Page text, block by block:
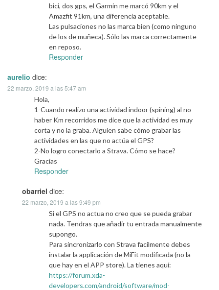
bici, dos gps, el Garmin me marcó 90km y el
Amazfit 91km, una diferencia aceptable.
Las pulsaciones no las marca bien (como ninguno
de los de muñeca). Sólo las marca correctamente
en reposo.
Responder
aurelio dice:
22 marzo, 2019 a las 5:47 am
Hola,
1-Cuando realizo una actividad indoor (spining) al no
haber Km recorridos me dice que la actividad es muy
corta y no la graba. Alguien sabe cómo grabar las
actividades en las que no actúa el GPS?
2-No logro conectarlo a Strava. Cómo se hace?
Gracias
Responder
obarriel dice:
22 marzo, 2019 a las 9:49 pm
Si el GPS no actua no creo que se pueda grabar
nada. Tendras que añadir tu entrada manualmente
supongo.
Para sincronizarlo con Strava facilmente debes
instalar la applicación de MiFit modificada (no la
que hay en el APP store). La tienes aquí:
https://forum.xda-
developers.com/android/software/mod-